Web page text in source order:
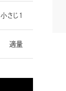
小さじ１
適量